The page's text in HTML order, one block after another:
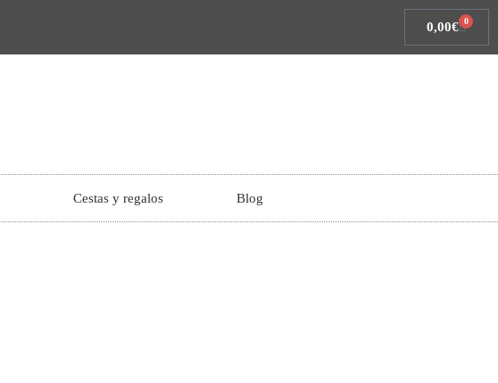
0,00€ 0
Cestas y regalos Blog